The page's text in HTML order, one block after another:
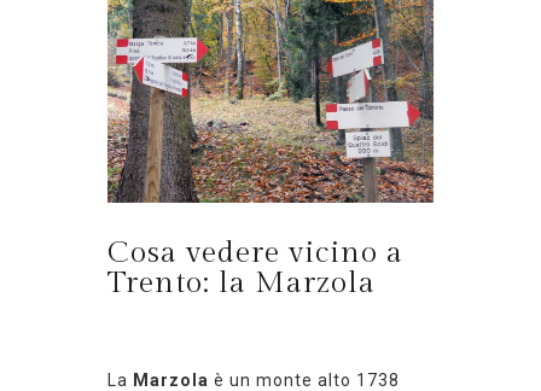
Cosa vedere vicino a
Trento: la Marzola
La Marzola è un monte alto 1738